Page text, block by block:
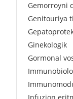
Gemorroyni
Genitouriya
Ginekologik
Gormonal